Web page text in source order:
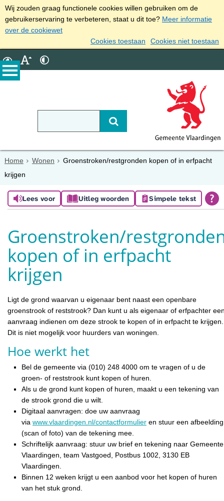
Wij zouden graag functionele cookies willen gebruiken om de
gebruikerservaring te verbeteren, staat u dit toe? Meer informatie
over de cookiewet
Cookies toestaan
Cookies niet toestaan
Home Wonen
Groenstroken/restgronden kopen of in erfpacht
krijgen
Lees voor Uitleg woorden Simpele tekst
Groenstroken/
kopen of in erfpacht
krijgen
Ligt de grond waarvan u eigenaar bent naast een openbare
groenstrook of reststrook? Dan kunt u als eigenaar of erfpachter
aanvraag indienen om deze strook te kopen of in erfpacht te krijgen.
Dit is niet mogelijk voor huurders van woningen.
Hoe werkt het
Bel de gemeente via (010) 248 4000 om te vragen of u de
groen- of reststrook kunt kopen of huren.
Als u de grond kunt kopen of huren, maakt u een tekening van
de strook grond die u wilt.
Digitaal aanvragen: doe uw aanvraag
via www.vlaardingen.nl/contactformulier en stuur een afbeelding
(scan of foto) van de tekening mee.
Schriftelijk aanvraag: stuur uw brief en tekening naar Gemeente
Vlaardingen, team Vastgoed, Postbus 1002, 3130 EB
Vlaardingen.
Binnen 12 weken krijgt u een aanbod voor het kopen of huren
van het stuk grond.